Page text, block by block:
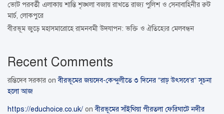
ভোট পরবর্তী এলাকায় শান্তি শৃঙ্খলা বজায় রাখতে রাজ্য পুলিশ ও সেনাবাহিনীর রুট
মার্চ, লোকপুরে
বীরভূম জুড়ে মহাসমারোহে রামনবমী উদযাপন: ভক্তি ও ঐতিহ্যের মেলবন্ধন
Recent Comments
রন্তিদেব সরকার onবীরভূমের জয়দেব-কেন্দুলীতে ৩ দিনের “রাঢ় উৎসবে’র” সূচনা
হলো আজ
https://educhoice.co.uk/ onবীরভূমের সাঁইথিয়া পীরতলা ফেরিঘাটে নদীর